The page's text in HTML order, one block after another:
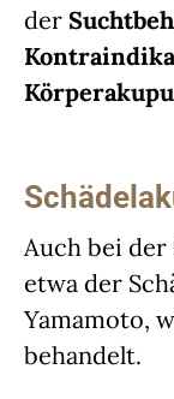
der
Auch bei der
etwa der
Yamamoto,
behandelt.